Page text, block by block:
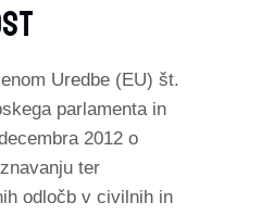
Uredbe (EU) št.
parlamenta in
2012 o
ter
odločb v civilnih in